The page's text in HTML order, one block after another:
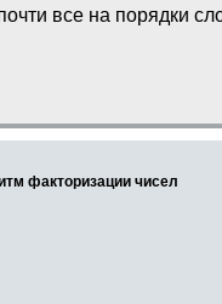
все на порядки
факторизации чисел